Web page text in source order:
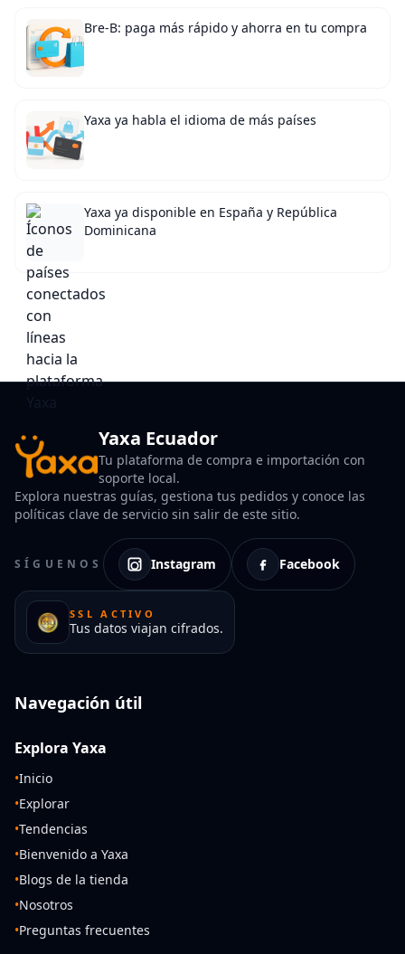
Bre-B: paga más rápido y ahorra en tu compra
Yaxa ya habla el idioma de más países
Yaxa ya disponible en España y República
Dominicana
Yaxa Ecuador
Tu plataforma de compra e importación con
soporte local.
Explora nuestras guías, gestiona tus pedidos y conoce las
políticas clave de servicio sin salir de este sitio.
SÍGUENOS Instagram Facebook
SSL ACTIVO
Tus datos viajan cifrados.
Navegación útil
Explora Yaxa
•Inicio
•Explorar
•Tendencias
•Bienvenido a Yaxa
•Blogs de la tienda
•Nosotros
•Preguntas frecuentes